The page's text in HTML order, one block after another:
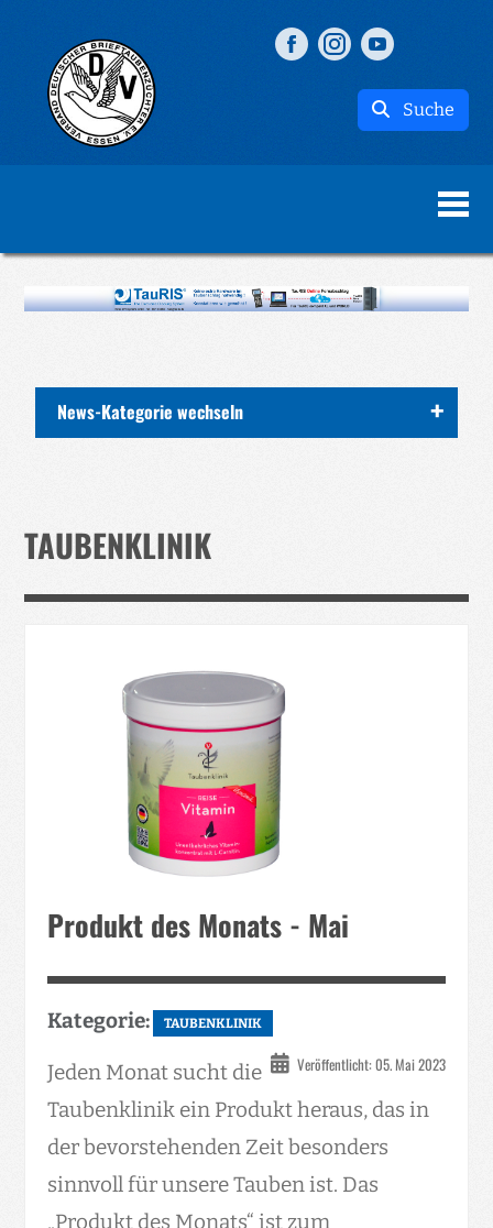
Suche
News-Kategorie wechseln
Events
Taubenklinik
Tierschutz
Medien
Jugendliche
TAUBENKLINIK
Produkt des Monats - Mai
Kategorie: TAUBENKLINIK
Veröffentlicht: 05. Mai 2023
Jeden Monat sucht die
Taubenklinik ein Produkt heraus, das in
der bevorstehenden Zeit besonders
sinnvoll für unsere Tauben ist. Das
„Produkt des Monats“ ist zum